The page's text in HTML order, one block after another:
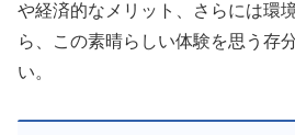
や経済的なメリット、さらには環
ら、この素晴らしい体験を思う存
い。